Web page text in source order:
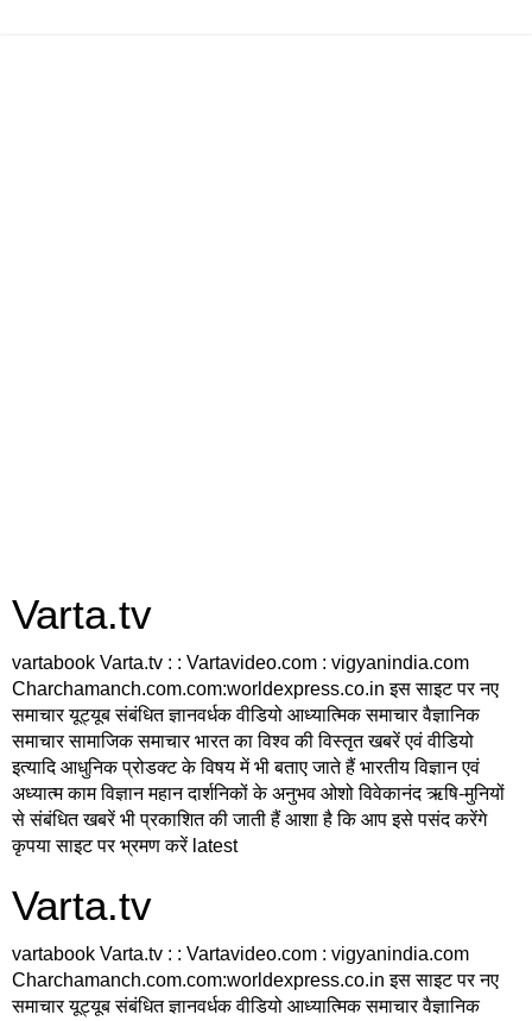
Varta.tv
vartabook Varta.tv : : Vartavideo.com : vigyanindia.com
Charchamanch.com.com:worldexpress.co.in इस साइट पर नए
समाचार यूट्यूब संबंधित ज्ञानवर्धक वीडियो आध्यात्मिक समाचार वैज्ञानिक
समाचार सामाजिक समाचार भारत का विश्व की विस्तृत खबरें एवं वीडियो
इत्यादि आधुनिक प्रोडक्ट के विषय में भी बताए जाते हैं भारतीय विज्ञान एवं
अध्यात्म काम विज्ञान महान दार्शनिकों के अनुभव ओशो विवेकानंद ऋषि-मुनियों
से संबंधित खबरें भी प्रकाशित की जाती हैं आशा है कि आप इसे पसंद करेंगे
कृपया साइट पर भ्रमण करें latest
Varta.tv
vartabook Varta.tv : : Vartavideo.com : vigyanindia.com
Charchamanch.com.com:worldexpress.co.in इस साइट पर नए
समाचार यूट्यूब संबंधित ज्ञानवर्धक वीडियो आध्यात्मिक समाचार वैज्ञानिक